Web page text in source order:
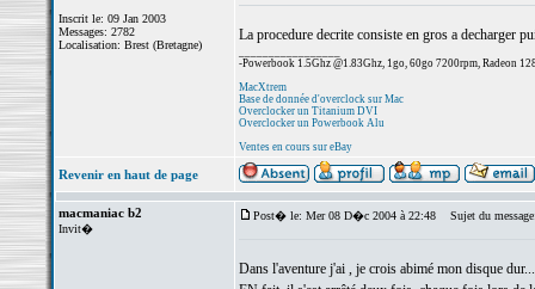
Inscrit le: 09 Jan 2003
Messages: 2782
Localisation: Brest (Bretagne)
La procedure decrite consiste en gros a decharger
-Powerbook 1.5Ghz @1.83Ghz, 1go, 60go 7200rpm, Radeon
MacXtrem
Base de donnée d'overclock sur Mac
Overclocker un Titanium DVI
Overclocker un Powerbook Alu
Ventes en cours sur eBay
Revenir en haut de page
macmaniac b2
Invit�
Post� le: Mer 08 D�c 2004 à 22:48 Sujet du
Dans l'aventure j'ai , je crois abimé mon disque